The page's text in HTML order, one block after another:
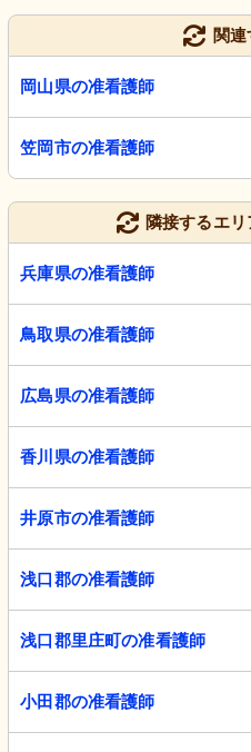
関
岡山県の准看護師
笠岡市の准看護師
隣接するエ
兵庫県の准看護師
鳥取県の准看護師
広島県の准看護師
香川県の准看護師
井原市の准看護師
浅口郡の准看護師
浅口郡里庄町の准看護師
小田郡の准看護師